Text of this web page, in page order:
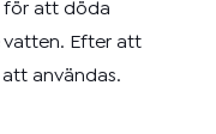
för att döda
vatten. Efter att
användas.